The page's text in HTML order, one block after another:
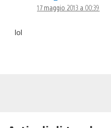
17 maggio 2013 a 00:39
lol